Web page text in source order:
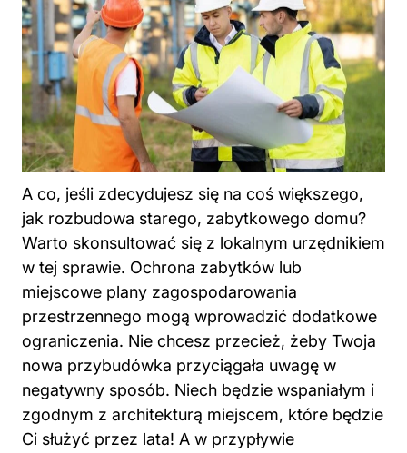
A co, jeśli zdecydujesz się na coś większego,
jak rozbudowa starego, zabytkowego domu?
Warto skonsultować się z lokalnym urzędnikiem
w tej sprawie. Ochrona zabytków lub
miejscowe plany zagospodarowania
przestrzennego mogą wprowadzić dodatkowe
ograniczenia. Nie chcesz przecież, żeby Twoja
nowa przybudówka przyciągała uwagę w
negatywny sposób. Niech będzie wspaniałym i
zgodnym z architekturą miejscem, które będzie
Ci służyć przez lata! A w przypływie